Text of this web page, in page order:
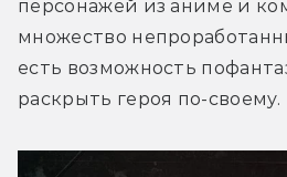
персонажей из аниме и
множество
есть возможность
раскрыть героя по-своему.